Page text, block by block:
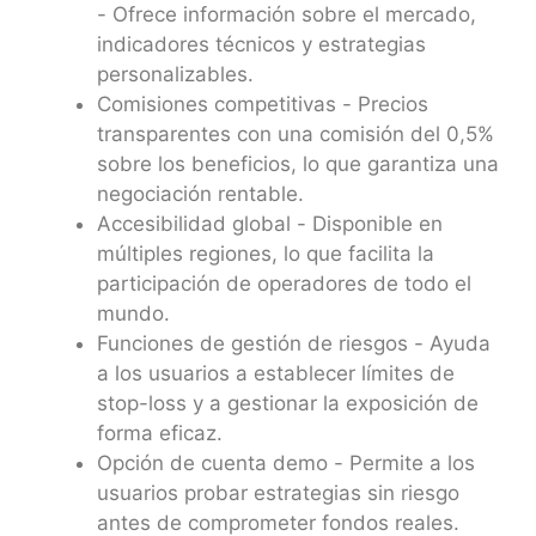
- Ofrece información sobre el mercado,
indicadores técnicos y estrategias
personalizables.
Comisiones competitivas - Precios
transparentes con una comisión del 0,5%
sobre los beneficios, lo que garantiza una
negociación rentable.
Accesibilidad global - Disponible en
múltiples regiones, lo que facilita la
participación de operadores de todo el
mundo.
Funciones de gestión de riesgos - Ayuda
a los usuarios a establecer límites de
stop-loss y a gestionar la exposición de
forma eficaz.
Opción de cuenta demo - Permite a los
usuarios probar estrategias sin riesgo
antes de comprometer fondos reales.